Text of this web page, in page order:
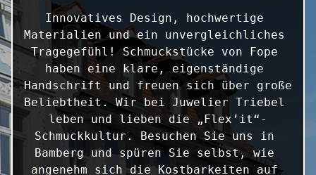
Innovatives Design, hochwertige
Materialien und ein unvergleichliches
Tragegefühl! Schmuckstücke von Fope
haben eine klare, eigenständige
Handschrift und freuen sich über große
Beliebtheit. Wir bei Juwelier Triebel
leben und lieben die „Flex’it“-
Schmuckkultur. Besuchen Sie uns in
Bamberg und spüren Sie selbst, wie
angenehm sich die Kostbarkeiten auf